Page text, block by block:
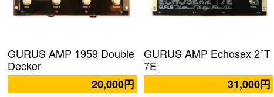
GURUS AMP 1959 Double
Decker
20,000円
GURUS AMP Echosex 2°T
7E
31,000円